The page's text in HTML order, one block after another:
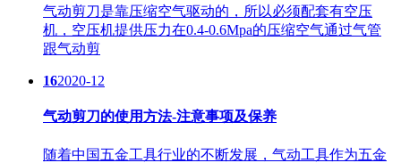
气动剪刀是靠压缩空气驱动的，所以必须配套有空压
机，空压机提供压力在0.4-0.6Mpa的压缩空气通过气管
跟气动剪
162020-12
气动剪刀的使用方法-注意事项及保养
随着中国五金工具行业的不断发展，气动工具作为五金